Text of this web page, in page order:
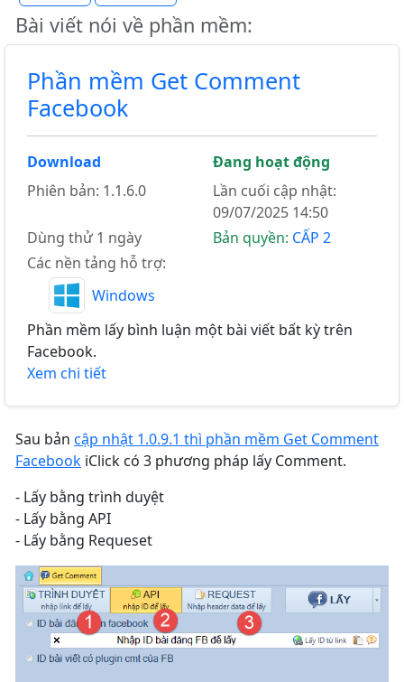
Bài viết nói về phần mềm:
Phần mềm Get Comment
Facebook
Download
Đang hoạt động
Phiên bản: 1.1.6.0
Lần cuối cập nhật:
09/07/2025 14:50
Dùng thử 1 ngày
Bản quyền: CẤP 2
Các nền tảng hỗ trợ:
Windows
Phần mềm lấy bình luận một bài viết bất kỳ trên
Facebook.
Xem chi tiết
Sau bản cập nhật 1.0.9.1 thì phần mềm Get Comment
Facebook iClick có 3 phương pháp lấy Comment.
- Lấy bằng trình duyệt
- Lấy bằng API
- Lấy bằng Requeset